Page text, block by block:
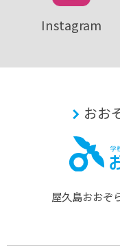
Instagram
おお
屋久島おおぞ